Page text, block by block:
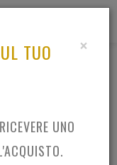
GIOIELLI
×
TUO
UNO